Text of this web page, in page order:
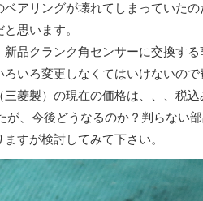
アリングが壊れてしまっていたの
思います。
品クランク角センサーに交換する
いろ変更しなくてはいけないので
菱製）の現在の価格は、、、税込
が、今後どうなるのか？判らない
すが検討してみて下さい。